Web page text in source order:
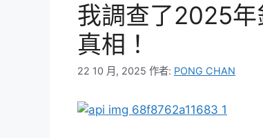
我調查了2025
真相！
22 10 月, 2025 作者: PONG CHAN